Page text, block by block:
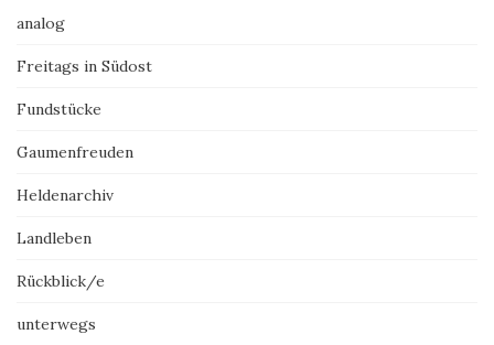
analog
Freitags in Südost
Fundstücke
Gaumenfreuden
Heldenarchiv
Landleben
Rückblick/e
unterwegs